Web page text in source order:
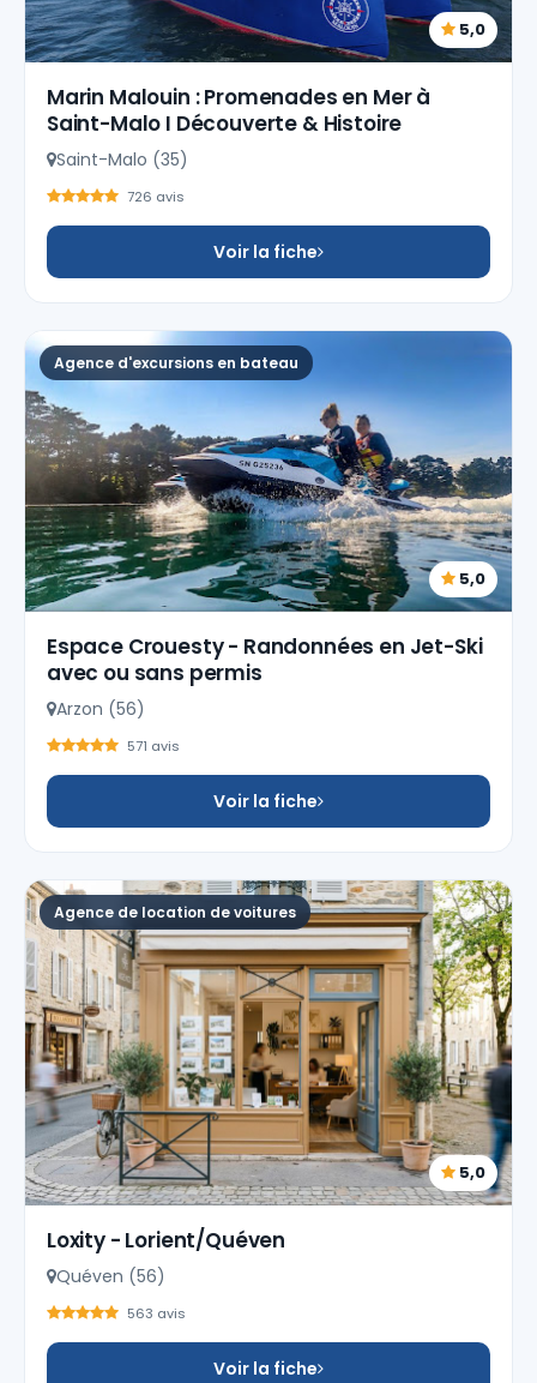
5,0
Marin Malouin : Promenades en Mer à
Saint-Malo I Découverte & Histoire
Saint-Malo (35)
726 avis
Voir la fiche
Agence d'excursions en bateau
5,0
Espace Crouesty - Randonnées en Jet-Ski
avec ou sans permis
Arzon (56)
571 avis
Voir la fiche
Agence de location de voitures
5,0
Loxity - Lorient/Quéven
Quéven (56)
563 avis
Voir la fiche